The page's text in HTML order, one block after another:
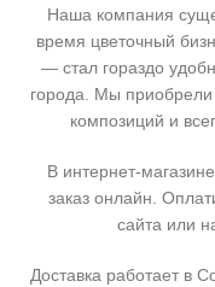
Наша компания
время цветочный
— стал гораздо
города. Мы приобрели
композиций и
В интернет-
заказ онлайн.
сайта или
Доставка работает в